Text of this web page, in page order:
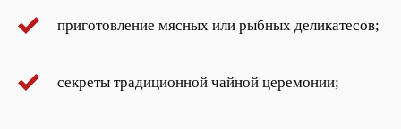
приготовление мясных или рыбных деликатесов;
секреты традиционной чайной церемонии;